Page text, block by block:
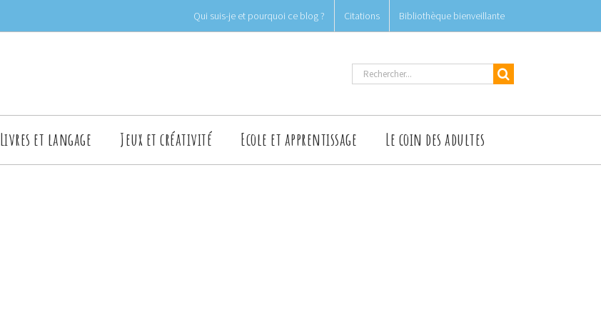
Qui suis-je et pourquoi ce blog ? Citations Bibliothèque bienveillante
Rechercher
Livres et langage Jeux et créativité Ecole et apprentissage Le coin des adultes